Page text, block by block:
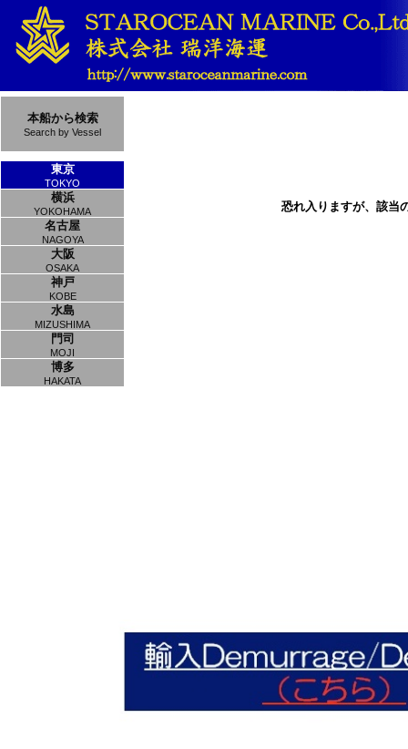
本船から検索
Search by Vessel
東京
TOKYO
横浜
YOKOHAMA
名古屋
NAGOYA
大阪
OSAKA
神戸
KOBE
水島
MIZUSHIMA
門司
MOJI
博多
HAKATA
恐れ入りますが、該当